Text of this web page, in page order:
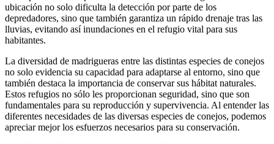
ubicación no solo dificulta la detección por parte de los
depredadores, sino que también garantiza un rápido drenaje tras las
lluvias, evitando así inundaciones en el refugio vital para sus
habitantes.
La diversidad de madrigueras entre las distintas especies de conejos
no solo evidencia su capacidad para adaptarse al entorno, sino que
también destaca la importancia de conservar sus hábitat naturales.
Estos refugios no sólo les proporcionan seguridad, sino que son
fundamentales para su reproducción y supervivencia. Al entender las
diferentes necesidades de las diversas especies de conejos, podemos
apreciar mejor los esfuerzos necesarios para su conservación.